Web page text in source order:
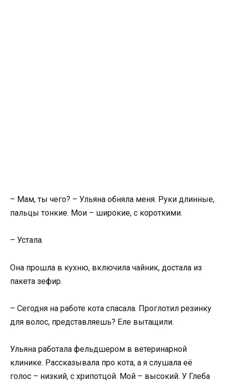
– Мам, ты чего? – Ульяна обняла меня. Руки длинные,
пальцы тонкие. Мои – широкие, с короткими.
– Устала.
Она прошла в кухню, включила чайник, достала из
пакета зефир.
– Сегодня на работе кота спасала. Проглотил резинку
для волос, представляешь? Еле вытащили.
Ульяна работала фельдшером в ветеринарной
клинике. Рассказывала про кота, а я слушала её
голос – низкий, с хрипотцой. Мой – высокий. У Глеба